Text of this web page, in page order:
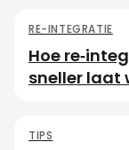
RE-INTEGRATIE
Hoe
sneller laat
TIPS